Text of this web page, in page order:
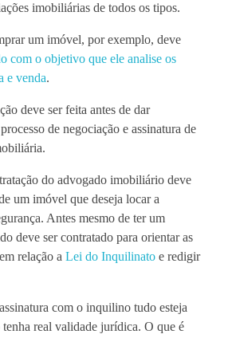
imobiliárias de todos os tipos.
um imóvel, por exemplo, deve
com o objetivo que ele analise os
e venda.
deve ser feita antes de dar
de negociação e assinatura de
do advogado imobiliário deve
um imóvel que deseja locar a
Antes mesmo de ter um
deve ser contratado para orientar as
relação a Lei do Inquilinato e redigir
com o inquilino tudo esteja
real validade jurídica. O que é